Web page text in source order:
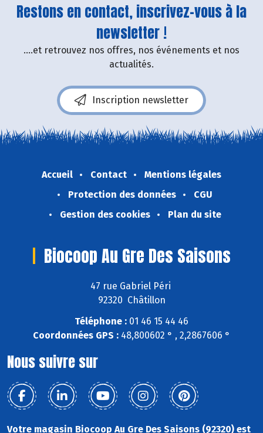
Restons en contact, inscrivez-vous à la
newsletter !
....et retrouvez nos offres, nos événements et nos
actualités.
Inscription newsletter
Accueil Contact
Mentions légales
Protection des données
CGU
Gestion des cookies
Plan du site
Biocoop Au Gre Des Saisons
47 rue Gabriel Péri
92320 Châtillon
Téléphone : 01 46 15 44 46
Coordonnées GPS : 48,800602 ° , 2,2867606 °
Nous suivre sur
Votre magasin Biocoop Au Gre Des Saisons (92320) est